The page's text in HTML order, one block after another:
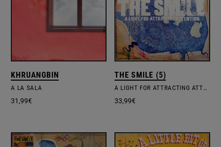
KHRUANGBIN
A LA SALA
31,99€
THE SMILE (5)
A LIGHT FOR ATTRACTING ATTENTION
33,99€